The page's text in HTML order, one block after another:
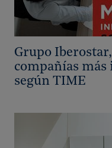
Grupo
compañías
según TIME